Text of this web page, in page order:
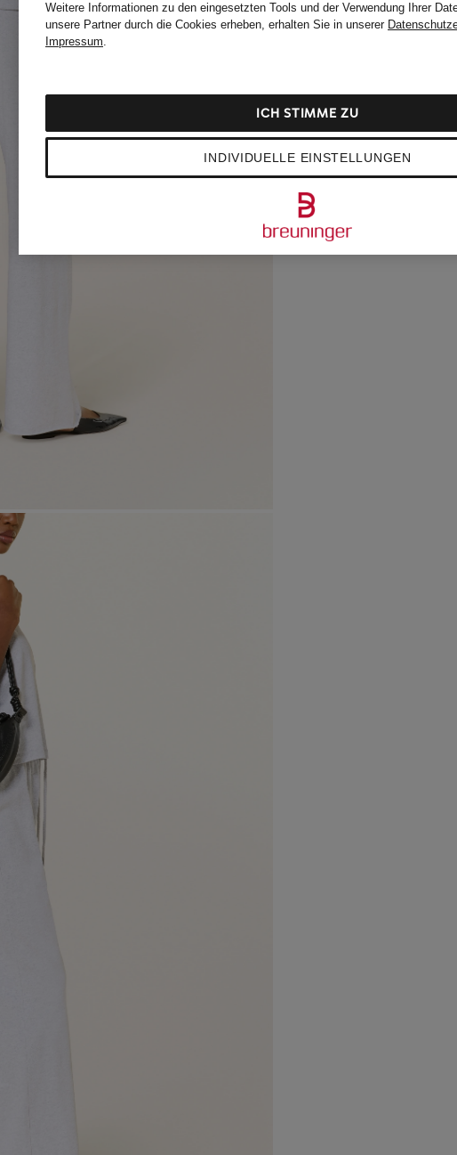
Weitere Informationen zu den eingesetzten Tools und der Verwendung Ihrer
unsere Partner durch die Cookies erheben, erhalten Sie in unserer
Impressum.
INDIVIDUELLE EINSTELLUNGEN
ICH STIMME ZU